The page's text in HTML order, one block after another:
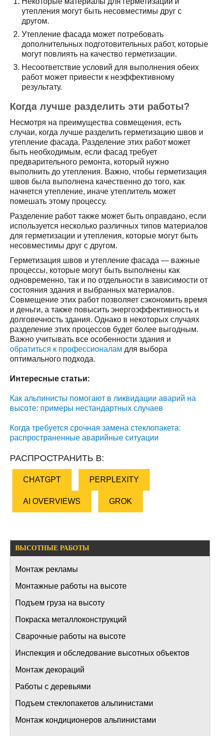
утепления могут быть несовместимы друг с
другом.
Утепление фасада может потребовать
дополнительных подготовительных работ, которые
могут повлиять на качество герметизации.
Несоответствие условий для выполнения обеих
работ может привести к неэффективному
результату.
Когда лучше разделить эти работы?
Несмотря на преимущества совмещения, есть
случаи, когда лучше разделить герметизацию швов и
утепление фасада. Разделение этих работ может
быть необходимым, если фасад требует
предварительного ремонта, который нужно
выполнить до утепления. Важно, чтобы герметизация
швов была выполнена качественно до того, как
начнется утепление, иначе утеплитель может
помешать этому процессу.
Разделение работ также может быть оправдано, если
используется несколько различных типов материалов
для герметизации и утепления, которые могут быть
несовместимы друг с другом.
Герметизация швов и утепление фасада — важные
процессы, которые могут быть выполнены как
одновременно, так и по отдельности в зависимости от
состояния здания и выбранных материалов.
Совмещение этих работ позволяет сэкономить время
и деньги, а также повысить энергоэффективность и
долговечность здания. Однако в некоторых случаях
разделение этих процессов будет более выгодным.
Важно учитывать все особенности здания и
обратиться к профессионалам для выбора
оптимального подхода.
Интересные статьи:
Как альпинисты помогают в ликвидации аварий на
высоте: примеры нестандартных случаев
Когда требуется срочная замена стеклопакета:
распространенные аварийные ситуации
РАСПРОСТРАНИТЬ В:
CHATGPT PERPLEXITY
AI OVERVIEWS GROK
ВЫСОТНЫЕ РАБОТЫ
Монтаж рекламы
Монтажные работы на высоте
Подъем груза на высоту
Покраска металлоконструкций
Сварочные работы на высоте
Инспекция и обследование высотных объектов
Монтаж декораций
Работы с деревьями
Подъем стеклопакетов альпинистами
Монтаж кондиционеров альпинистами